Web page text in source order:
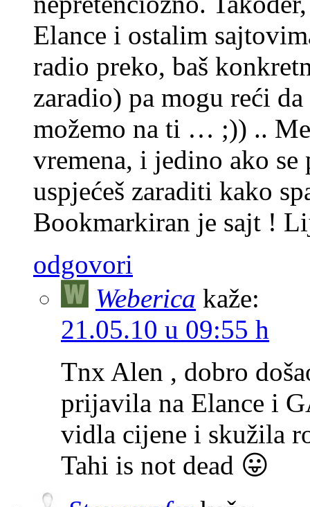
Elance i ostalim
radio preko, baš
zaradio) pa mogu reći
možemo na ti … ;)) ..
vremena, i jedino ako
uspjećeš zaraditi kako
Bookmarkiran je sajt !
odgovori
Weberica kaže:
21.05.10 u 09:55 h
Tnx Alen , dobro
prijavila na Elance i
vidla cijene i skužila
Tahi is not dead 😛